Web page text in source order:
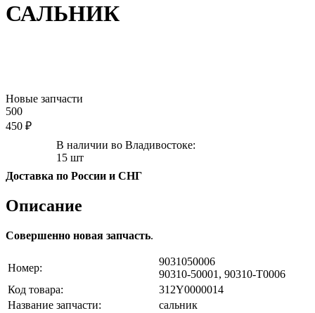
САЛЬНИК
Новые запчасти
500
450 ₽
В наличии во Владивостоке:
15 шт
Доставка по России и СНГ
Описание
Совершенно новая запчасть.
Номер:
9031050006
90310-50001, 90310-T0006
Код товара:
312Y0000014
Название запчасти:
сальник